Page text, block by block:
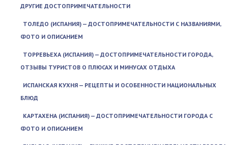
ДРУГИЕ ДОСТОПРИМЕЧАТЕЛЬНОСТИ
ТОЛЕДО (ИСПАНИЯ) — ДОСТОПРИМЕЧАТЕЛЬНОСТИ С НАЗВАНИЯМИ,
ФОТО И ОПИСАНИЕМ
ТОРРЕВЬЕХА (ИСПАНИЯ) — ДОСТОПРИМЕЧАТЕЛЬНОСТИ ГОРОДА,
ОТЗЫВЫ ТУРИСТОВ О ПЛЮСАХ И МИНУСАХ ОТДЫХА
ИСПАНСКАЯ КУХНЯ — РЕЦЕПТЫ И ОСОБЕННОСТИ НАЦИОНАЛЬНЫХ
БЛЮД
КАРТАХЕНА (ИСПАНИЯ) — ДОСТОПРИМЕЧАТЕЛЬНОСТИ ГОРОДА С
ФОТО И ОПИСАНИЕМ